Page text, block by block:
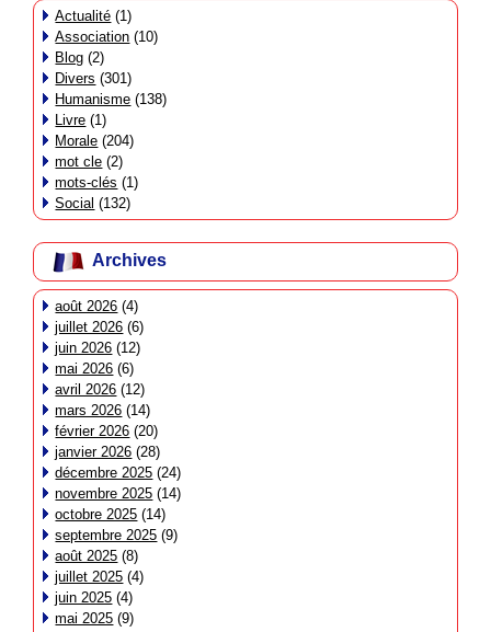
Actualité (1)
Association (10)
Blog (2)
Divers (301)
Humanisme (138)
Livre (1)
Morale (204)
mot cle (2)
mots-clés (1)
Social (132)
Archives
août 2026 (4)
juillet 2026 (6)
juin 2026 (12)
mai 2026 (6)
avril 2026 (12)
mars 2026 (14)
février 2026 (20)
janvier 2026 (28)
décembre 2025 (24)
novembre 2025 (14)
octobre 2025 (14)
septembre 2025 (9)
août 2025 (8)
juillet 2025 (4)
juin 2025 (4)
mai 2025 (9)